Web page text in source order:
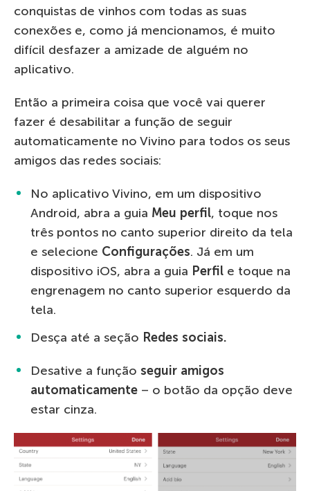
conquistas de vinhos com todas as suas
conexões e, como já mencionamos, é muito
difícil desfazer a amizade de alguém no
aplicativo.
Então a primeira coisa que você vai querer
fazer é desabilitar a função de seguir
automaticamente no Vivino para todos os seus
amigos das redes sociais:
No aplicativo Vivino, em um dispositivo
Android, abra a guia Meu perfil, toque nos
três pontos no canto superior direito da tela
e selecione Configurações. Já em um
dispositivo iOS, abra a guia Perfil e toque na
engrenagem no canto superior esquerdo da
tela.
Desça até a seção Redes sociais.
Desative a função seguir amigos
automaticamente – o botão da opção deve
estar cinza.